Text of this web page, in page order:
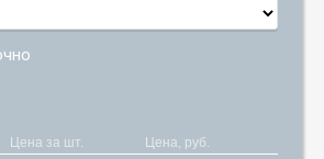
Цена за шт. Цена, руб.